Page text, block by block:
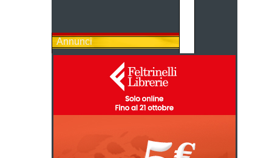
Annunci